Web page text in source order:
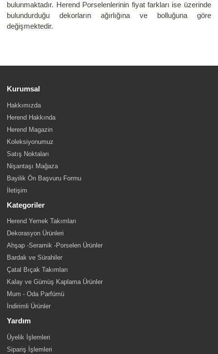
bulunmaktadır. Herend Porselenlerinin fiyat farkları ise üzerinde
bulundurduğu dekorların ağırlığına ve bolluğuna göre
değişmektedir.
Kurumsal
Hakkımızda
Herend Hakkında
Herend Magazin
Koleksiyonumuz
Satış Noktaları
Nişantaşı Mağaza
Bayilik Ön Başvuru Formu
İletişim
Kategoriler
Herend Yemek Takımları
Dekorasyon Ürünleri
Ahşap -Seramik -Porselen Ürünler
Bardak ve Sürahiler
Çatal Bıçak Takımları
Kalay ve Gümüş Kaplama Ürünler
Mum - Oda Parfümü
İndirimli Ürünler
Yardım
Üyelik İşlemleri
Sipariş İşlemleri